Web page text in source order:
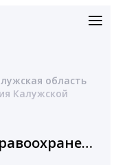
область
Калужской
Министерство здравоохранения Калужской области